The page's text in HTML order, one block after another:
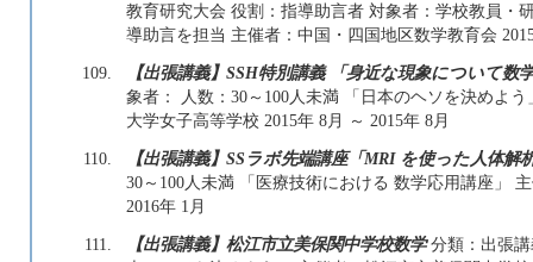
教育研究大会 役割：指導助言者 対象者：学校教員・
導助言を担当 主催者：中国・四国地区数学教育会
109.
【出張講義】SSH特別講義 「身近な現象について数
象者： 人数：30～100人未満 「日本のヘソを決めよ
大学女子高等学校 2015年 8月 ～ 2015年 8月
110.
【出張講義】SSラボ先端講座「MRI を使った人体解
30～100人未満 「医療技術における 数学応用講座」
2016年 1月
111.
【出張講義】松江市立美保関中学校数学分類：出張講